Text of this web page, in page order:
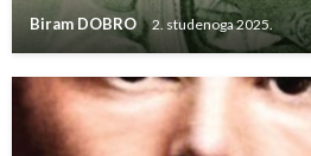
Biram DOBRO 2. studenoga 2025.